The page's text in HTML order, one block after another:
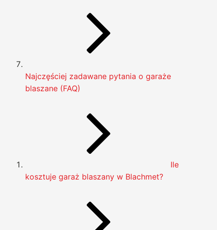
Najczęściej zadawane pytania o garaże
blaszane (FAQ)
Ile
kosztuje garaż blaszany w Blachmet?